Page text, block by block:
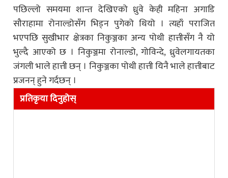
पछिल्लो समयमा शान्त देखिएको ध्रुवे केही महिना अगाडि
सौराहामा रोनाल्डोसँग भिड्न पुगेको थियो । त्यहाँ पराजित
भएपछि सुखीभार क्षेत्रका निकुञ्जका अन्य पोथी हात्तीसँग नै यो
भुल्दै आएको छ । निकुञ्जमा रोनाल्डो, गोविन्दे, ध्रुवेलगायतका
जंगली भाले हात्ती छन् । निकुञ्जका पोथी हात्ती यिनै भाले हात्तीबाट
प्रजनन् हुने गर्दछन् ।
प्रतिकृया दिनुहोस्